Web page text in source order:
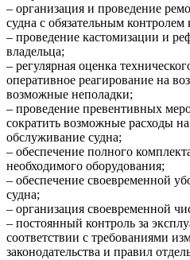
– организация и проведение
судна с обязательным
– проведение кастомизации и
владельца;
– регулярная оценка
оперативное реагирование на
возможные неполадки;
– проведение превентивных
сократить возможные расходы
обслуживание судна;
– обеспечение полного
необходимого оборудования;
– обеспечение своевременной
судна;
– организация своевременной
– постоянный контроль за
соответствии с требованиями
законодательства и правил